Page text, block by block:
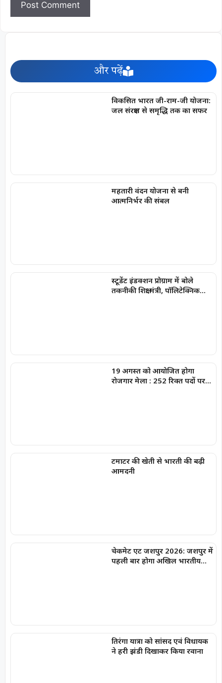
और पढ़ें
विकसित भारत जी-राम-जी योजना:
जल संरक्षण से समृद्धि तक का सफर
महतारी वंदन योजना से बनी
आत्मनिर्भर की संबल
स्टूडेंट इंडक्शन प्रोग्राम में बोले
तकनीकी शिक्षा मंत्री, पॉलिटेक्निक
19 अगस्त को आयोजित होगा
रोजगार मेला : 252 रिक्त पदों पर
टमाटर की खेती से भारती की बढ़ी
आमदनी
चेकमेट एट जशपुर 2026: जशपुर में
पहली बार होगा अखिल भारतीय
तिरंगा यात्रा को सांसद एवं विधायक
ने हरी झंडी दिखाकर किया रवाना